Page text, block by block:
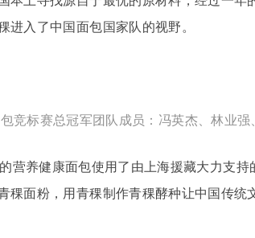
进入了中国面包国家队的视野。
竞标赛总冠军团队成员：冯英杰、林业强
营养健康面包使用了由上海援藏大力支
稞面粉，用青稞制作青稞酵种让中国传统